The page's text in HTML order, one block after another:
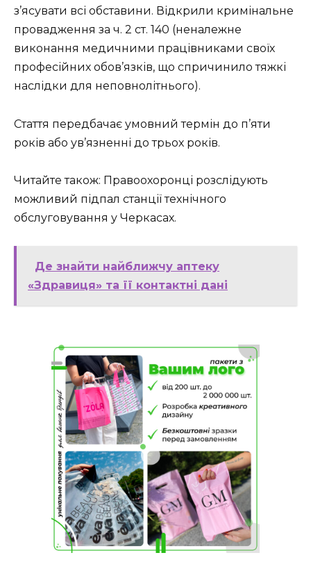
з’ясувати всі обставини. Відкрили кримінальне
провадження за ч. 2 ст. 140 (неналежне
виконання медичними працівниками своїх
професійних обов’язків, що спричинило тяжкі
наслідки для неповнолітнього).
Стаття передбачає умовний термін до п’яти
років або ув’язненні до трьох років.
Читайте також: Правоохоронці розслідують
можливий підпал станції технічного
обслуговування у Черкасах.
Де знайти найближчу аптеку
«Здравиця» та її контактні дані